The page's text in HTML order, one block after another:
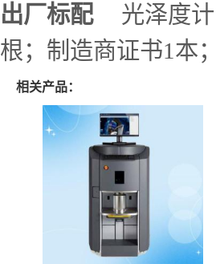
出厂标配
光泽度
根；制造商证书1本
相关产品：